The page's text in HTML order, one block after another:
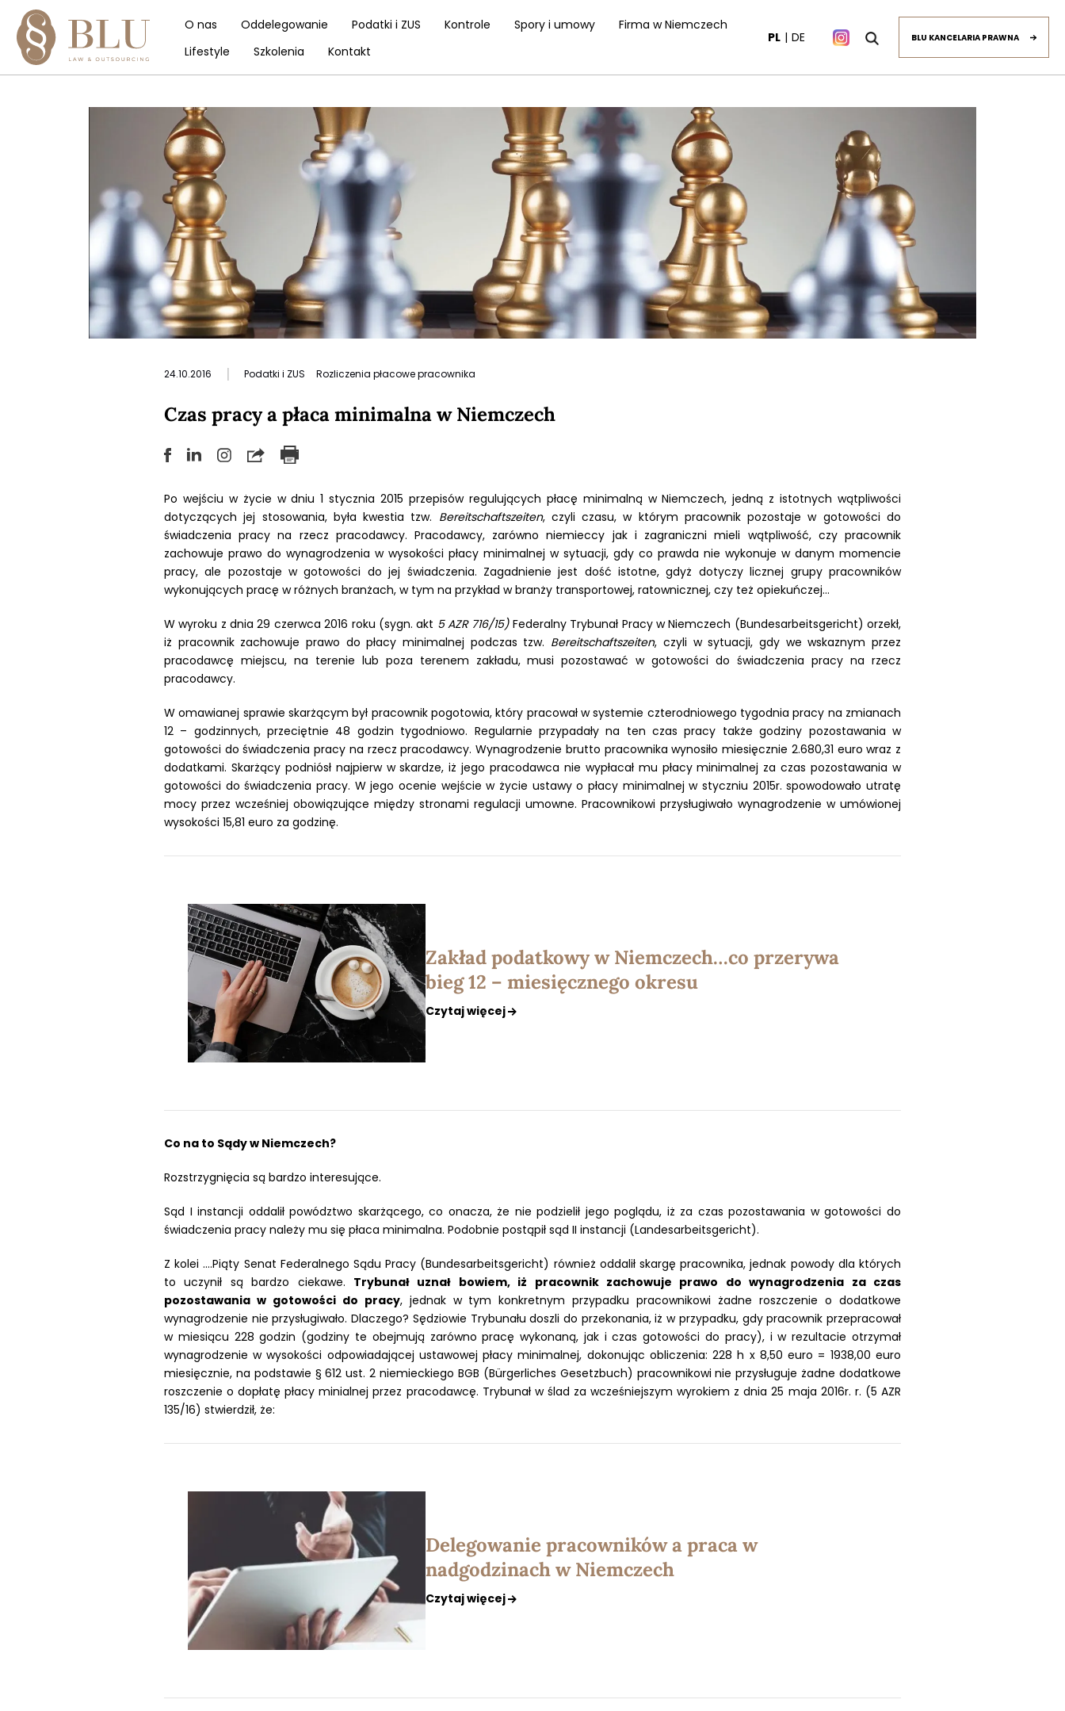
O nas Oddelegowanie Podatki i ZUS Kontrole Spory i umowy
Firma w Niemczech
Lifestyle
Szkolenia Kontakt
PL DE BLU KANCELARIA PRAWNA
24.10.2016 | Podatki i ZUS Rozliczenia płacowe pracownika
Czas pracy a płaca minimalna w Niemczech
Po wejściu w życie w dniu 1 stycznia 2015 przepisów regulujących płacę minimalną w Niemczech, jedną z istotnych wątpliwości
dotyczących jej stosowania, była kwestia tzw. Bereitschaftszeiten, czyli czasu, w którym pracownik pozostaje w gotowości do
świadczenia pracy na rzecz pracodawcy. Pracodawcy, zarówno niemieccy jak i zagraniczni mieli wątpliwość, czy pracownik
zachowuje prawo do wynagrodzenia w wysokości płacy minimalnej w sytuacji, gdy co prawda nie wykonuje w danym momencie
pracy, ale pozostaje w gotowości do jej świadczenia. Zagadnienie jest dość istotne, gdyż dotyczy licznej grupy pracowników
wykonujących pracę w różnych branżach, w tym na przykład w branży transportowej, ratownicznej, czy też opiekuńczej...
W wyroku z dnia 29 czerwca 2016 roku (sygn. akt 5 AZR 716/15) Federalny Trybunał Pracy w Niemczech (Bundesarbeitsgericht) orzekł,
iż pracownik zachowuje prawo do płacy minimalnej podczas tzw. Bereitschaftszeiten, czyli w sytuacji, gdy we wskaznym przez
pracodawcę miejscu, na terenie lub poza terenem zakładu, musi pozostawać w gotowości do świadczenia pracy na rzecz
pracodawcy.
W omawianej sprawie skarżącym był pracownik pogotowia, który pracował w systemie czterodniowego tygodnia pracy na zmianach
12 – godzinnych, przeciętnie 48 godzin tygodniowo. Regularnie przypadały na ten czas pracy także godziny pozostawania w
gotowości do świadczenia pracy na rzecz pracodawcy. Wynagrodzenie brutto pracownika wynosiło miesięcznie 2.680,31 euro wraz z
dodatkami. Skarżący podniósł najpierw w skardze, iż jego pracodawca nie wypłacał mu płacy minimalnej za czas pozostawania w
gotowości do świadczenia pracy. W jego ocenie wejście w życie ustawy o płacy minimalnej w styczniu 2015r. spowodowało utratę
mocy przez wcześniej obowiązujące między stronami regulacji umowne. Pracownikowi przysługiwało wynagrodzenie w umówionej
wysokości 15,81 euro za godzinę.
Zakład podatkowy w Niemczech…co przerywa
bieg 12 – miesięcznego okresu
Czytaj więcej
Co na to Sądy w Niemczech?
Rozstrzygnięcia są bardzo interesujące.
Sąd I instancji oddalił powództwo skarżącego, co onacza, że nie podzielił jego poglądu, iż za czas pozostawania w gotowości do
świadczenia pracy należy mu się płaca minimalna. Podobnie postąpił sąd II instancji (Landesarbeitsgericht).
Z kolei ….Piąty Senat Federalnego Sądu Pracy (Bundesarbeitsgericht) również oddalił skargę pracownika, jednak powody dla których
to uczynił są bardzo ciekawe. Trybunał uznał bowiem, iż pracownik zachowuje prawo do wynagrodzenia za czas
pozostawania w gotowości do pracy, jednak w tym konkretnym przypadku pracownikowi żadne roszczenie o dodatkowe
wynagrodzenie nie przysługiwało. Dlaczego? Sędziowie Trybunału doszli do przekonania, iż w przypadku, gdy pracownik przepracował
w miesiącu 228 godzin (godziny te obejmują zarówno pracę wykonaną, jak i czas gotowości do pracy), i w rezultacie otrzymał
wynagrodzenie w wysokości odpowiadającej ustawowej płacy minimalnej, dokonując obliczenia: 228 h x 8,50 euro = 1938,00 euro
miesięcznie, na podstawie § 612 ust. 2 niemieckiego BGB (Bürgerliches Gesetzbuch) pracownikowi nie przysługuje żadne dodatkowe
roszczenie o dopłatę płacy minialnej przez pracodawcę. Trybunał w ślad za wcześniejszym wyrokiem z dnia 25 maja 2016r. r. (5 AZR
135/16) stwierdził, że:
Delegowanie pracowników a praca w
nadgodzinach w Niemczech
Czytaj więcej